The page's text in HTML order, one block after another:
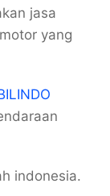
jasa
yang
indonesia.